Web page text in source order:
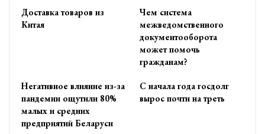
Доставка товаров из
Китая
Чем система
межведомственного
документооборота
может помочь
гражданам?
Негативное влияние из-за
пандемии ощутили 80%
малых и средних
предприятий Беларуси
С начала года госдолг
вырос почти на треть